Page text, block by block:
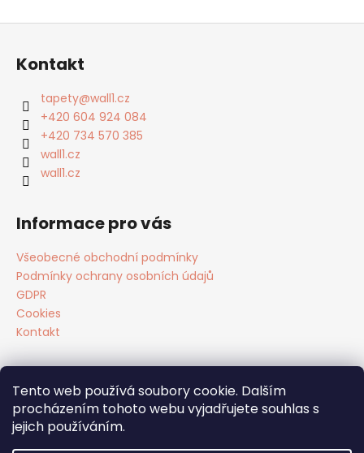
Tento web používá soubory cookie. Dalším
procházením tohoto webu vyjadřujete souhlas s
jejich používáním.
Z
Kontakt
tapety@wall1.cz
+420 604 924 084
+420 734 570 385
wall1.cz
wall1.cz
Informace pro vás
Všeobecné obchodní podmínky
Podmínky ochrany osobních údajů
GDPR
Cookies
Kontakt
Facebook